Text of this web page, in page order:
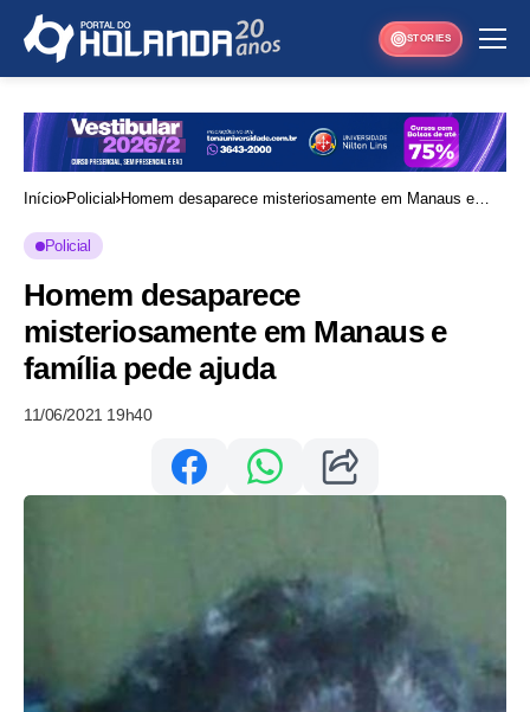
STORIES
Início Policial Homem desaparece misteriosamente em Manaus e
Policial
Homem desaparece
misteriosamente em Manaus e
família pede ajuda
11/06/2021 19h40